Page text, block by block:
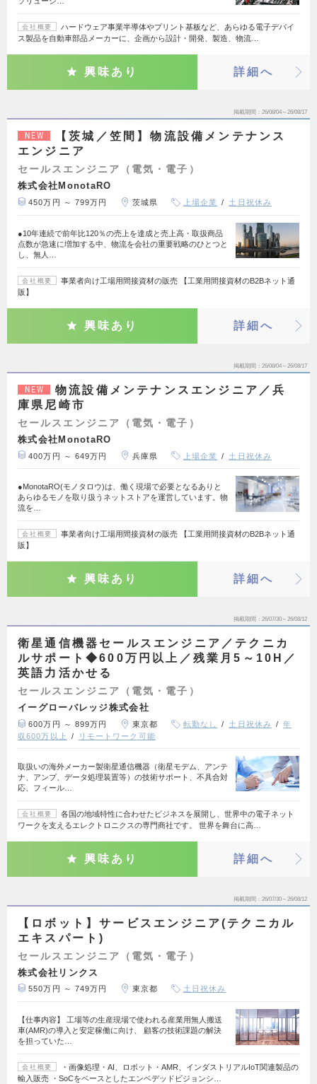
会社概要
ハードウェア事業半導体やプリント基板など、あらゆる電子デバイ
ス製品を自動車部品メーカーに、企画から設計・開発、製造、物流…
興味あり 詳細へ
掲載期間 26/08/04～26/08/17
NEW
【茨城／笠間】物流設備メンテナンス
エンジニア
セールスエンジニア（電気・電子）
株式会社MonotaRO
450万円 ～ 799万円 茨城県 上場企業 土日祝休み
●10年連続で前年比120％の売上を達成と売上高・取扱商品
点数が急速に増加する中、物流を会社の重要戦略のひとつと
し、無人…
会社概要
事業者向け工場用間接資材の販売 【工業用間接資材のB2Bネット通
販】
興味あり 詳細へ
掲載期間 26/08/04～26/08/17
NEW
物流設備メンテナンスエンジニア／兵
庫県尼崎市
セールスエンジニア（電気・電子）
株式会社MonotaRO
400万円 ～ 649万円 兵庫県 上場企業 土日祝休み
●MonotaRO(モノタロウ)は、働く現場で必要となるありと
あらゆるモノを取り扱うネットストアを運営しています。物
流を…
会社概要
事業者向け工場用間接資材の販売 【工業用間接資材のB2Bネット通
販】
興味あり 詳細へ
掲載期間 26/07/30～26/08/12
衛星通信機器セールスエンジニア／テクニカ
ルサポート◆600万円以上／残業月5～10H／
英語力活かせる
セールスエンジニア（電気・電子）
イーグローバレッジ株式会社
600万円 ～ 899万円 東京都 転勤なし 土日祝休み
年
収600万以上
リモートワーク可能
取扱いの海外メーカー製衛星通信機器（衛星モデム、アンテ
ナ、アンプ、データ処理装置等）の技術サポート、不具合対
応、フィール…
会社概要
各国の地域特性に合わせたビジネスを展開し、世界中の電子ネット
ワークを支えるエレクトロニクスの専門商社です。 世界を舞台に高…
興味あり 詳細へ
掲載期間 26/07/30～26/08/12
【ロボット】サービスエンジニア(テクニカル
エキスパート)
セールスエンジニア（電気・電子）
株式会社リンクス
550万円 ～ 749万円 東京都 土日祝休み
【仕事内容】 工場等の生産現場で使われる産業用無人搬送
車(AMR)の導入と安定稼働に向け、 顧客の技術課題の解決
を担っていた…
会社概要
・画像処理・AI、ロボット・AMR、インダストリアルIoT関連製品の
輸入販売 ・SoCをベースとしたエンベデッドビジョンシ…